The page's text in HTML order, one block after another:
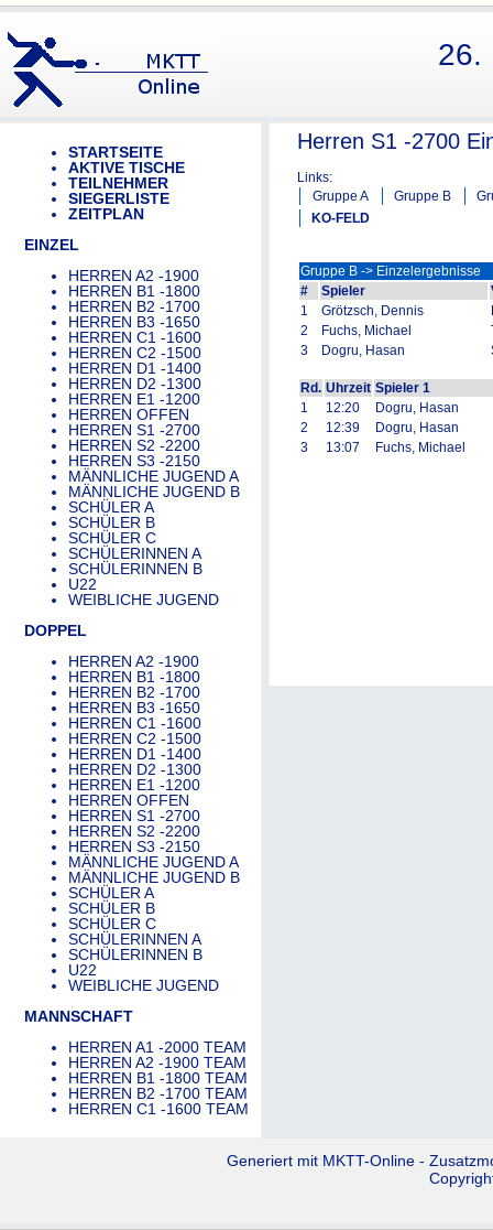
26.
STARTSEITE
AKTIVE TISCHE
TEILNEHMER
SIEGERLISTE
ZEITPLAN
EINZEL
HERREN A2 -1900
HERREN B1 -1800
HERREN B2 -1700
HERREN B3 -1650
HERREN C1 -1600
HERREN C2 -1500
HERREN D1 -1400
HERREN D2 -1300
HERREN E1 -1200
HERREN OFFEN
HERREN S1 -2700
HERREN S2 -2200
HERREN S3 -2150
MÄNNLICHE JUGEND A
MÄNNLICHE JUGEND B
SCHÜLER A
SCHÜLER B
SCHÜLER C
SCHÜLERINNEN A
SCHÜLERINNEN B
U22
WEIBLICHE JUGEND
DOPPEL
HERREN A2 -1900
HERREN B1 -1800
HERREN B2 -1700
HERREN B3 -1650
HERREN C1 -1600
HERREN C2 -1500
HERREN D1 -1400
HERREN D2 -1300
HERREN E1 -1200
HERREN OFFEN
HERREN S1 -2700
HERREN S2 -2200
HERREN S3 -2150
MÄNNLICHE JUGEND A
MÄNNLICHE JUGEND B
SCHÜLER A
SCHÜLER B
SCHÜLER C
SCHÜLERINNEN A
SCHÜLERINNEN B
U22
WEIBLICHE JUGEND
MANNSCHAFT
HERREN A1 -2000 TEAM
HERREN A2 -1900 TEAM
HERREN B1 -1800 TEAM
HERREN B2 -1700 TEAM
HERREN C1 -1600 TEAM
Herren S1 -2700
Links:
Gruppe A
Gruppe B
KO-FELD
Gruppe B -> Einzelergebnisse
#
Spieler
1
Grötzsch, Dennis
2
Fuchs, Michael
3
Dogru, Hasan
Rd. Uhrzeit Spieler 1
1
12:20
Dogru, Hasan
2
12:39
Dogru, Hasan
3
13:07 Fuchs, Michael
Generiert mit MKTT-Online-